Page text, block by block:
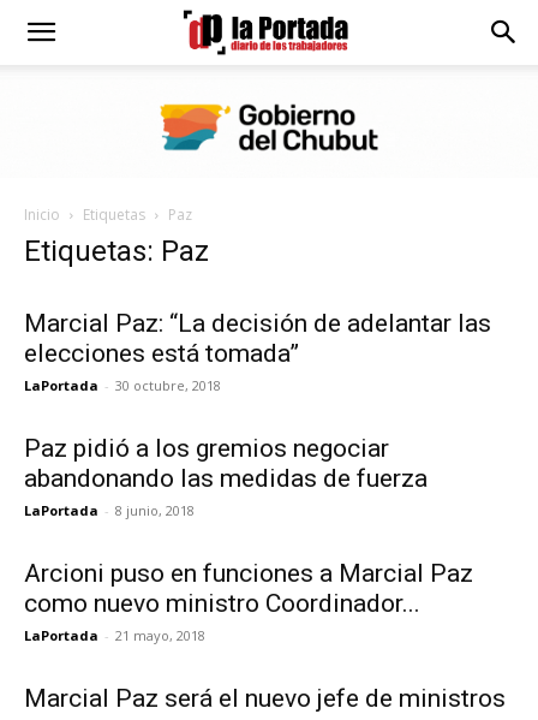
Diario
Portada
Inicio Etiquetas Paz
Etiquetas: Paz
Marcial Paz: “La decisión de adelantar las
elecciones está tomada”
LaPortada - 30 octubre, 2018
Paz pidió a los gremios negociar
abandonando las medidas de fuerza
LaPortada - 8 junio, 2018
Arcioni puso en funciones a Marcial Paz
como nuevo ministro Coordinador...
LaPortada - 21 mayo, 2018
Marcial Paz será el nuevo jefe de ministros